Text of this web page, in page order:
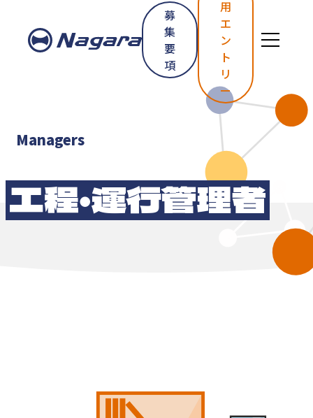
募
集
要
項
用
エ
ン
ト
リ
ー
工程・運行管理者
Managers